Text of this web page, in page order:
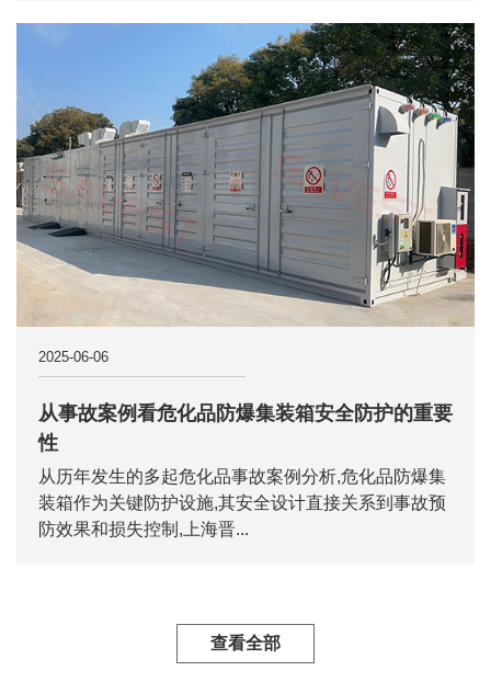
2025-06-06
从事故案例看危化品防爆集装箱安全防护的重要
性
从历年发生的多起危化品事故案例分析,危化品防爆集
装箱作为关键防护设施,其安全设计直接关系到事故预
防效果和损失控制,上海晋...
查看全部